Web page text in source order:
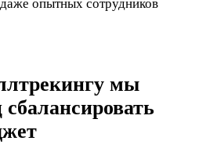
опытных сотрудников
мы